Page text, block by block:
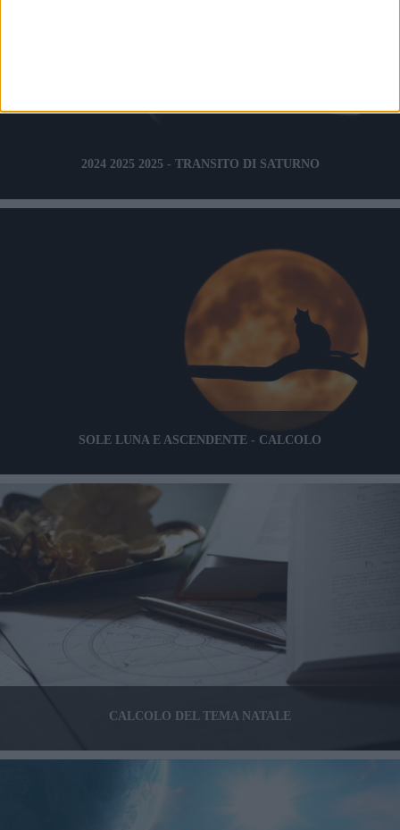
2024 2025 2025 - TRANSITO DI SATURNO
SOLE LUNA E ASCENDENTE - CALCOLO
CALCOLO DEL TEMA NATALE